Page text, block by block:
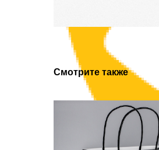
Смотрите также